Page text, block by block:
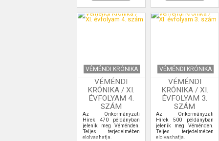
VÉMÉNDI KRÓNIKA
VÉMÉNDI
KRÓNIKA / XI.
ÉVFOLYAM 4.
SZÁM
Az Önkormányzati
Hírek 470 példányban
jelenik meg Véménden.
Teljes terjedelmében
elolvashatja.
VÉMÉNDI KRÓNIKA
VÉMÉNDI
KRÓNIKA / XI.
ÉVFOLYAM 3.
SZÁM
Az Önkormányzati
Hírek 500 példányban
jelenik meg Véménden.
Teljes terjedelmében
elolvashatja.